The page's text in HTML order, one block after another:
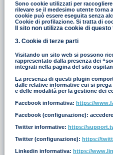
Sono cookie utilizzati per
rilevare se il medesimo utente
cookie può essere eseguita senza
Cookie di profilazione. Si tratta di
Il sito non utilizza cookie di questo
3. Cookie di terze parti
Visitando un sito web si possono
rappresentato dalla presenza dei
integrati nella pagina del sito
La presenza di questi plugin
dalle relative informative cui si
e delle modalità per la gestione dei
Facebook informativa: https://
Facebook (configurazione):
Twitter informative: https://
Twitter (configurazione): https://
Linkedin informativa: https://